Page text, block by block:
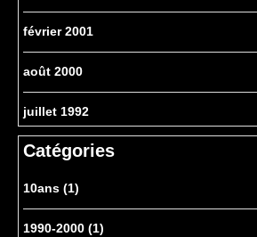
février 2001
août 2000
juillet 1992
Catégories
10ans (1)
1990-2000 (1)